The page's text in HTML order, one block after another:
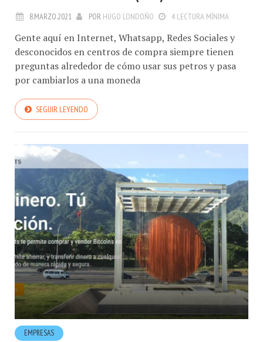
8.MARZO.2021 POR HUGO LONDOÑO 4 LECTURA MÍNIMA
Gente aquí en Internet, Whatsapp, Redes Sociales y
desconocidos en centros de compra siempre tienen
preguntas alrededor de cómo usar sus petros y pasa
por cambiarlos a una moneda
SEGUIR LEYENDO
EMPRESAS